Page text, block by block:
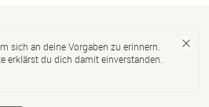
sich an deine Vorgaben zu erinnern.
erklärst du dich damit einverstanden.